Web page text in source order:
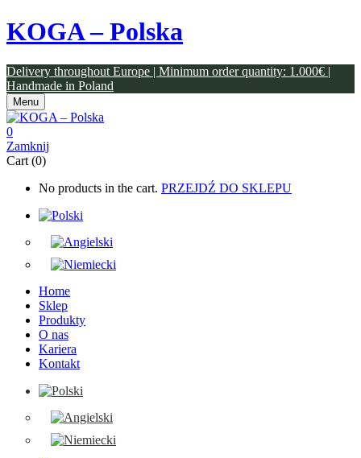
KOGA – Polska
Delivery throughout Europe | Minimum order quantity: 1.000€ |
Handmade in Poland
Menu
0
Zamknij
Cart (0)
No products in the cart. PRZEJDŹ DO SKLEPU
Home
Sklep
Produkty
O nas
Kariera
Kontakt